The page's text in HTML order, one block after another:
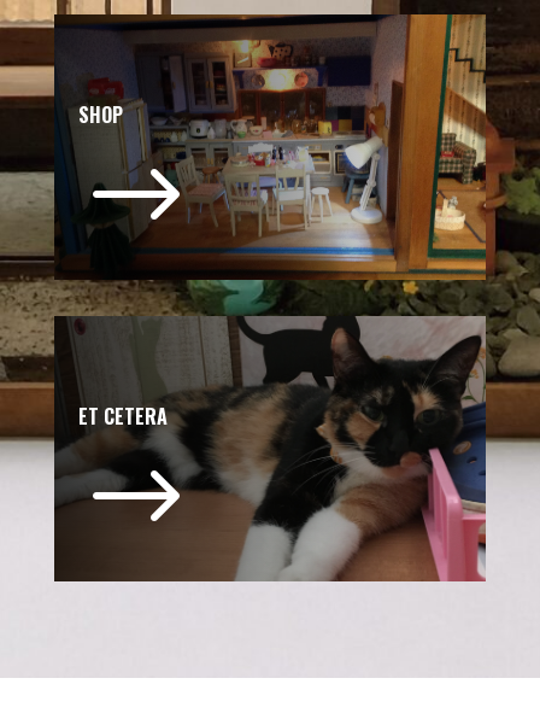
SHOP
$
ET CETERA
$